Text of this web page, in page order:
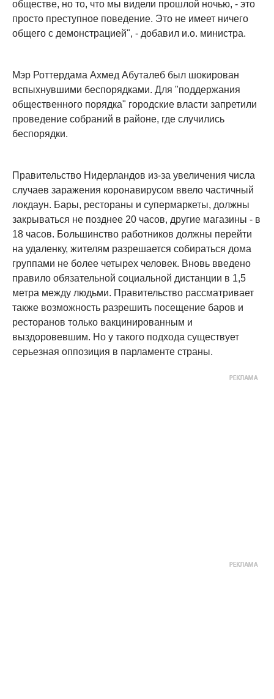
обществе, но то, что мы видели прошлой ночью, - это
просто преступное поведение. Это не имеет ничего
общего с демонстрацией", - добавил и.о. министра.
Мэр Роттердама Ахмед Абуталеб был шокирован
вспыхнувшими беспорядками. Для "поддержания
общественного порядка" городские власти запретили
проведение собраний в районе, где случились
беспорядки.
Правительство Нидерландов из-за увеличения числа
случаев заражения коронавирусом ввело частичный
локдаун. Бары, рестораны и супермаркеты, должны
закрываться не позднее 20 часов, другие магазины - в
18 часов. Большинство работников должны перейти
на удаленку, жителям разрешается собираться дома
группами не более четырех человек. Вновь введено
правило обязательной социальной дистанции в 1,5
метра между людьми. Правительство рассматривает
также возможность разрешить посещение баров и
ресторанов только вакцинированным и
выздоровевшим. Но у такого подхода существует
серьезная оппозиция в парламенте страны.